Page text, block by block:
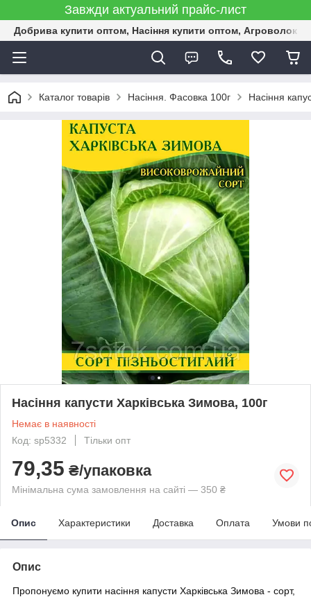
Завжди актуальний прайс-лист
Добрива купити оптом, Насіння купити оптом,
Каталог товарів Насіння. Фасовка 100г Насіння
Насіння капусти Харківська Зимова, 100г
Немає в наявності
Код: sp5332
Тільки опт
79,35 ₴/упаковка
Мінімальна сума замовлення на сайті — 350 ₴
Опис Характеристики Доставка Оплата Умови
Опис
Пропонуємо купити насіння капусти Харківська Зимова - сорт,